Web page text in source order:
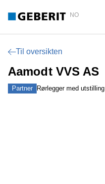
NO
Til oversikten
Aamodt VVS AS
Partner Rørlegger med utstilling